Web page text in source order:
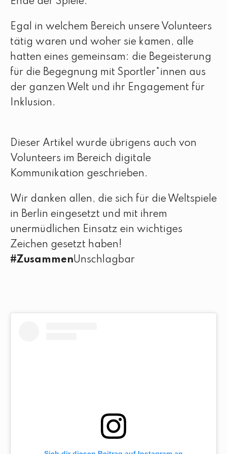
Egal in welchem Bereich unsere Volunteers
tätig waren und woher sie kamen, alle
hatten eines gemeinsam: die Begeisterung
für die Begegnung mit Sportler*innen aus
der ganzen Welt und ihr Engagement für
Inklusion.
Dieser Artikel wurde übrigens auch von
Volunteers im Bereich digitale
Kommunikation geschrieben.
Wir danken allen, die sich für die Weltspiele
in Berlin eingesetzt und mit ihrem
unermüdlichen Einsatz ein wichtiges
Zeichen gesetzt haben!
#ZusammenUnschlagbar